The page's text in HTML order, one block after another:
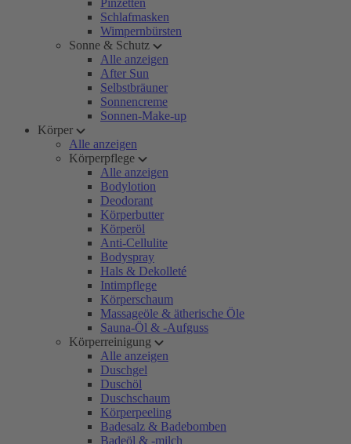
Pinzetten
Schlafmasken
Wimpernbürsten
Sonne & Schutz
Alle anzeigen
After Sun
Selbstbräuner
Sonnencreme
Sonnen-Make-up
Körper
Alle anzeigen
Körperpflege
Alle anzeigen
Bodylotion
Deodorant
Körperbutter
Körperöl
Anti-Cellulite
Bodyspray
Hals & Dekolleté
Intimpflege
Körperschaum
Massageöle & ätherische Öle
Sauna-Öl & -Aufguss
Körperreinigung
Alle anzeigen
Duschgel
Duschöl
Duschschaum
Körperpeeling
Badesalz & Badebomben
Badeöl & -milch